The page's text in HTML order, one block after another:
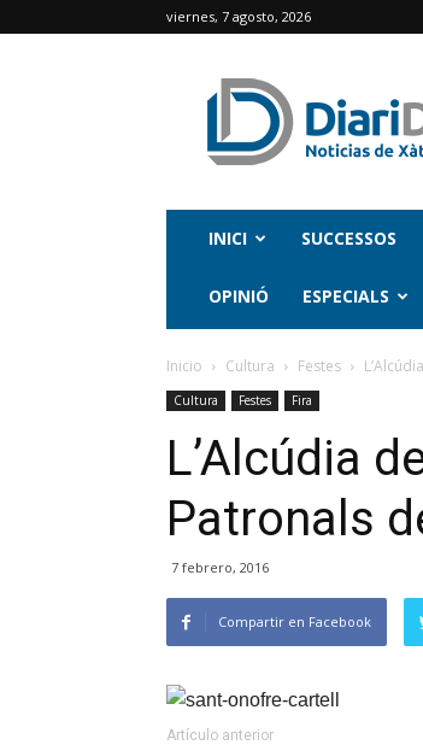
viernes, 7 agosto, 2026
INICI SUCCESSOS
OPINIÓ ESPECIALS
Inicio Cultura Festes
Cultura Festes Fira
L’Alcúdia
Patronals
7 febrero, 2016
Compartir en Facebook
Artículo anterior